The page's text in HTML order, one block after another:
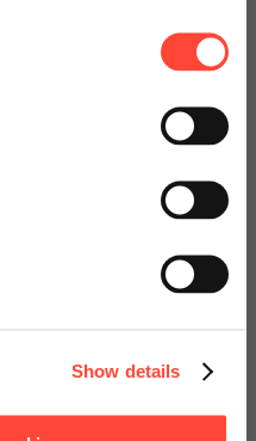
Show details
offers and